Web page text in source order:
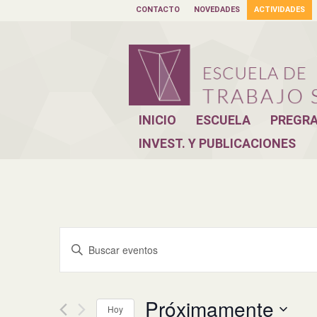
CONTACTO NOVEDADES ACTIVIDADES
INICIO ESCUELA
INVEST. Y PUBLICACIONES
de
búsqueda
Introduce
palabra
Eventos
Hoy Próximamente